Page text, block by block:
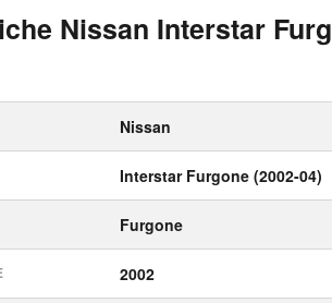
Nissan Interstar
Nissan
Interstar Furgone (2002-04)
Furgone
2002